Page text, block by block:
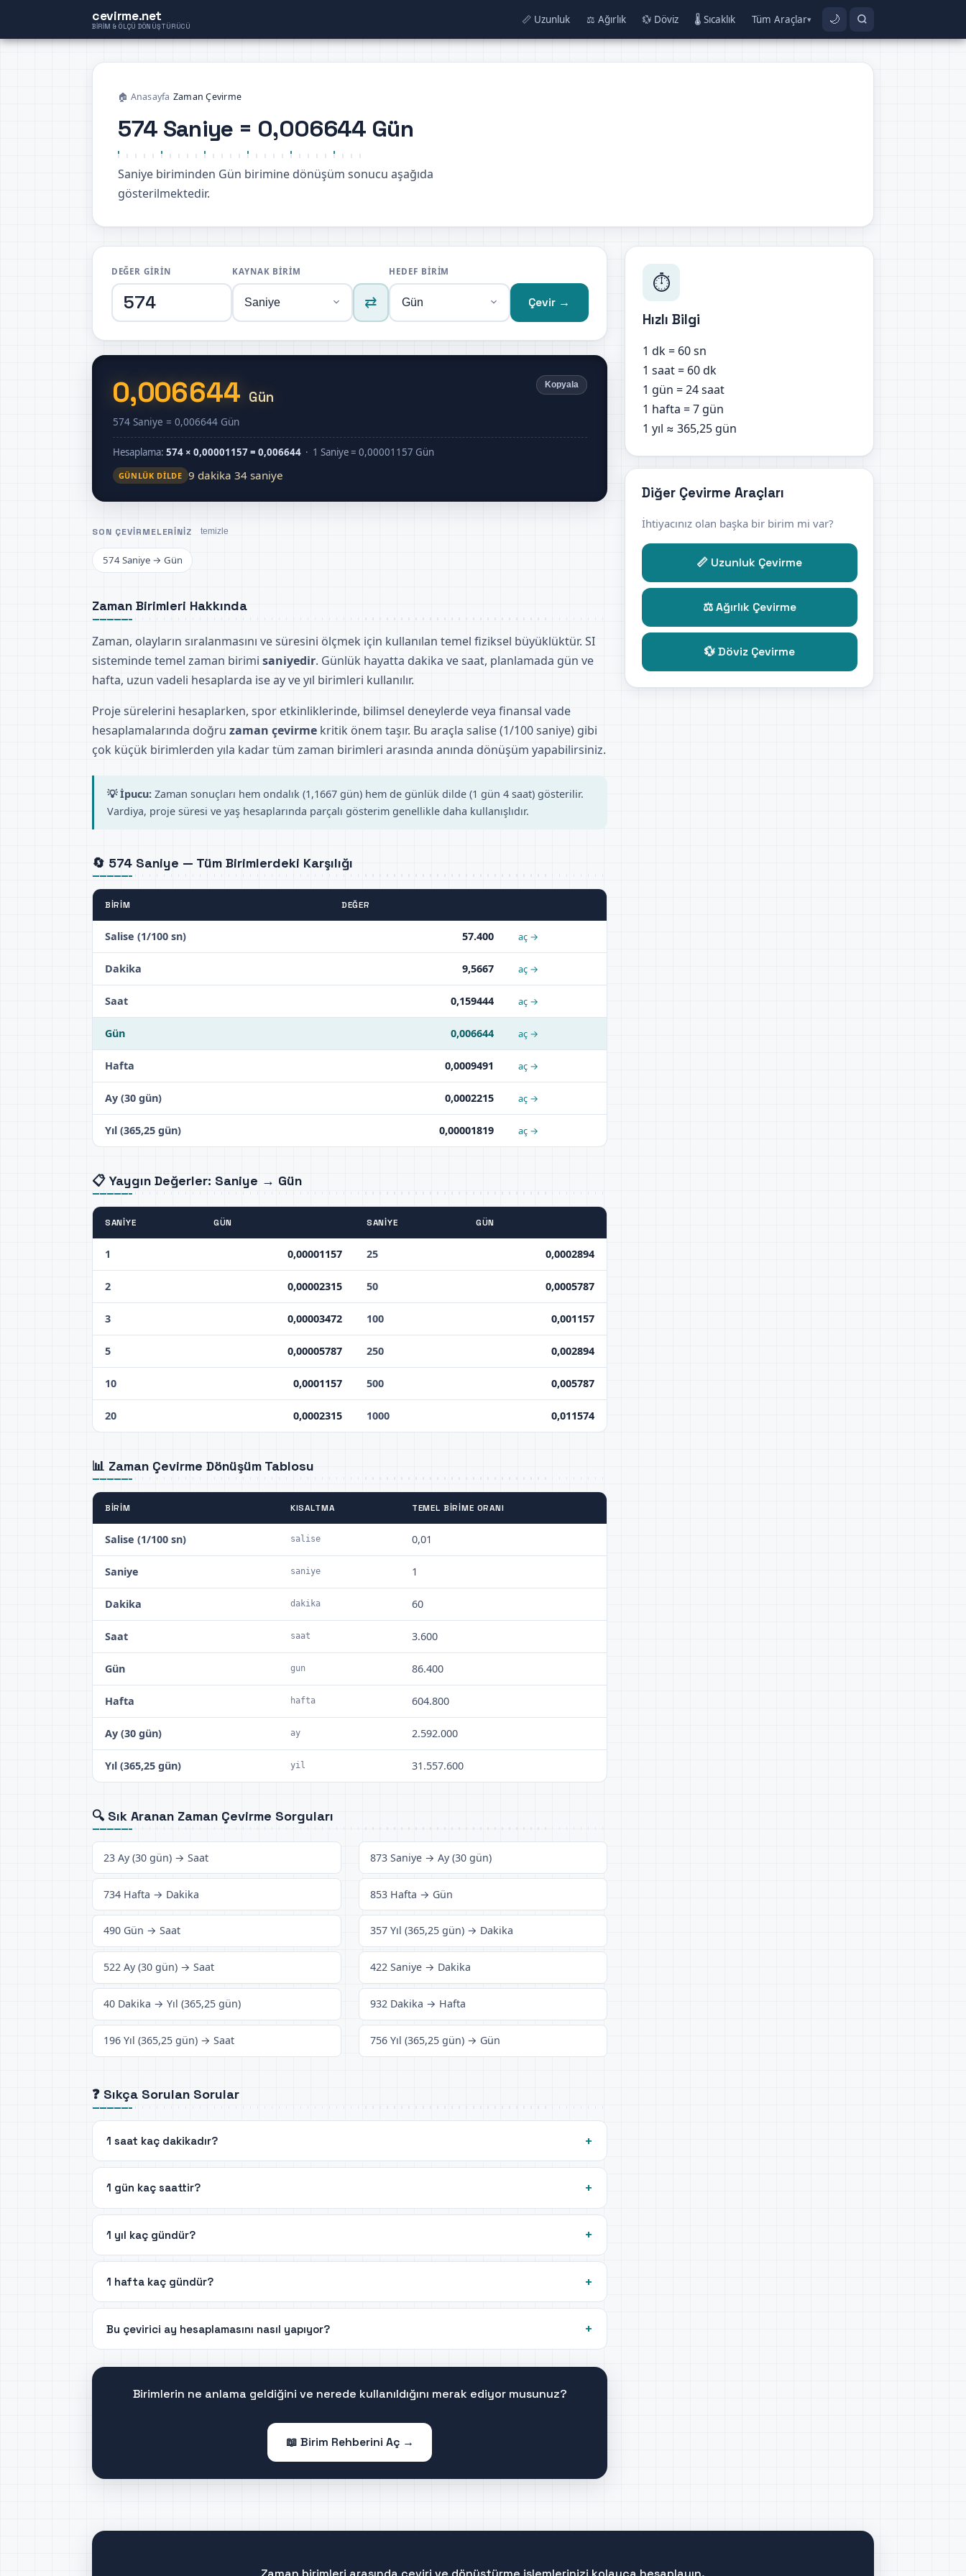
cevirme.net
BIRIM & ÖLÇÜ DÖNÜŞTÜRÜCÜ
📏 Uzunluk ⚖️ Ağırlık 💱 Döviz 🌡️ Sıcaklık Tüm Araçlar▾ 🌙
🏠 Anasayfa Zaman Çevirme
574 Saniye = 0,006644 Gün
Saniye biriminden Gün birimine dönüşüm sonucu aşağıda
gösterilmektedir.
DEĞER GIRIN KAYNAK BIRIM
⇄
HEDEF BIRIM
Çevir →
Kopyala
0,006644 Gün
574 Saniye = 0,006644 Gün
Hesaplama: 574 × 0,00001157 = 0,006644· 1 Saniye = 0,00001157 Gün
GÜNLÜK DILDE 9 dakika 34 saniye
SON ÇEVIRMELERINIZ temizle
574 Saniye → Gün
Zaman Birimleri Hakkında
Zaman, olayların sıralanmasını ve süresini ölçmek için kullanılan temel fiziksel büyüklüktür. SI
sisteminde temel zaman birimi saniyedir. Günlük hayatta dakika ve saat, planlamada gün ve
hafta, uzun vadeli hesaplarda ise ay ve yıl birimleri kullanılır.
Proje sürelerini hesaplarken, spor etkinliklerinde, bilimsel deneylerde veya finansal vade
hesaplamalarında doğru zaman çevirme kritik önem taşır. Bu araçla salise (1/100 saniye) gibi
çok küçük birimlerden yıla kadar tüm zaman birimleri arasında anında dönüşüm yapabilirsiniz.
💡 İpucu:Zaman sonuçları hem ondalık (1,1667 gün) hem de günlük dilde (1 gün 4 saat) gösterilir.
Vardiya, proje süresi ve yaş hesaplarında parçalı gösterim genellikle daha kullanışlıdır.
🔄 574 Saniye — Tüm Birimlerdeki Karşılığı
BIRIM DEĞER
Salise (1/100 sn) 57.400 aç →
Dakika 9,5667 aç →
Saat 0,159444 aç →
Gün 0,006644 aç →
Hafta 0,0009491 aç →
Ay (30 gün) 0,0002215 aç →
Yıl (365,25 gün) 0,00001819 aç →
📋 Yaygın Değerler: Saniye → Gün
SANIYE GÜN SANIYE GÜN
1 0,00001157 25 0,0002894
2 0,00002315 50 0,0005787
3 0,00003472 100 0,001157
5 0,00005787 250 0,002894
10 0,0001157 500 0,005787
20 0,0002315 1000 0,011574
📊 Zaman Çevirme Dönüşüm Tablosu
BIRIM KISALTMA TEMEL BIRIME ORANI
Salise (1/100 sn) salise 0,01
Saniye saniye 1
Dakika dakika 60
Saat saat 3.600
Gün gun 86.400
Hafta hafta 604.800
Ay (30 gün) ay 2.592.000
Yıl (365,25 gün) yil 31.557.600
🔍 Sık Aranan Zaman Çevirme Sorguları
23 Ay (30 gün) → Saat
734 Hafta → Dakika
490 Gün → Saat
522 Ay (30 gün) → Saat
40 Dakika → Yıl (365,25 gün)
196 Yıl (365,25 gün) → Saat
873 Saniye → Ay (30 gün)
853 Hafta → Gün
357 Yıl (365,25 gün) → Dakika
422 Saniye → Dakika
932 Dakika → Hafta
756 Yıl (365,25 gün) → Gün
❓ Sıkça Sorulan Sorular
1 saat kaç dakikadır?
1 gün kaç saattir?
1 yıl kaç gündür?
1 hafta kaç gündür?
Bu çevirici ay hesaplamasını nasıl yapıyor?
Birimlerin ne anlama geldiğini ve nerede kullanıldığını merak ediyor musunuz?
📖 Birim Rehberini Aç →
⏱️
Hızlı Bilgi
1 dk = 60 sn
1 saat = 60 dk
1 gün = 24 saat
1 hafta = 7 gün
1 yıl ≈ 365,25 gün
Diğer Çevirme Araçları
İhtiyacınız olan başka bir birim mi var?
📏 Uzunluk Çevirme
⚖️ Ağırlık Çevirme
💱 Döviz Çevirme